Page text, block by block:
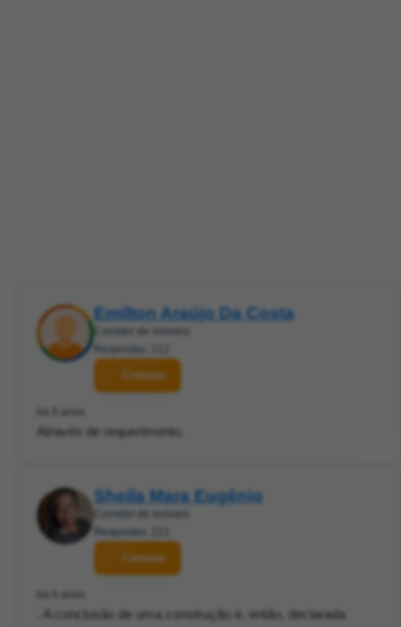
Emilton Araújo Da Costa
Contatar
Através de requerimento.
Sheila Mara Eugênio
Contatar
. A conclusão de uma construção é, então, declarada